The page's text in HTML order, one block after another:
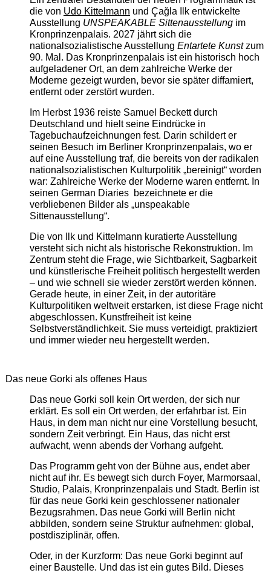
die von Udo Kittelmann und Çağla Ilk entwickelte
Ausstellung UNSPEAKABLE Sittenausstellungim
Kronprinzenpalais. 2027 jährt sich die
nationalsozialistische Ausstellung Entartete Kunstzum
90. Mal. Das Kronprinzenpalais ist ein historisch hoch
aufgeladener Ort, an dem zahlreiche Werke der
Moderne gezeigt wurden, bevor sie später diffamiert,
entfernt oder zerstört wurden.
Im Herbst 1936 reiste Samuel Beckett durch
Deutschland und hielt seine Eindrücke in
Tagebuchaufzeichnungen fest. Darin schildert er
seinen Besuch im Berliner Kronprinzenpalais, wo er
auf eine Ausstellung traf, die bereits von der radikalen
nationalsozialistischen Kulturpolitik „bereinigt“ worden
war: Zahlreiche Werke der Moderne waren entfernt. In
seinen German Diaries bezeichnete er die
verbliebenen Bilder als „unspeakable
Sittenausstellung“.
Die von Ilk und Kittelmann kuratierte Ausstellung
versteht sich nicht als historische Rekonstruktion. Im
Zentrum steht die Frage, wie Sichtbarkeit, Sagbarkeit
und künstlerische Freiheit politisch hergestellt werden
– und wie schnell sie wieder zerstört werden können.
Gerade heute, in einer Zeit, in der autoritäre
Kulturpolitiken weltweit erstarken, ist diese Frage nicht
abgeschlossen. Kunstfreiheit ist keine
Selbstverständlichkeit. Sie muss verteidigt, praktiziert
und immer wieder neu hergestellt werden.
Das neue Gorki als offenes Haus
Das neue Gorki soll kein Ort werden, der sich nur
erklärt. Es soll ein Ort werden, der erfahrbar ist. Ein
Haus, in dem man nicht nur eine Vorstellung besucht,
sondern Zeit verbringt. Ein Haus, das nicht erst
aufwacht, wenn abends der Vorhang aufgeht.
Das Programm geht von der Bühne aus, endet aber
nicht auf ihr. Es bewegt sich durch Foyer, Marmorsaal,
Studio, Palais, Kronprinzenpalais und Stadt. Berlin ist
für das neue Gorki kein geschlossener nationaler
Bezugsrahmen. Das neue Gorki will Berlin nicht
abbilden, sondern seine Struktur aufnehmen: global,
postdisziplinär, offen.
Oder, in der Kurzform: Das neue Gorki beginnt auf
einer Baustelle. Und das ist ein gutes Bild. Dieses